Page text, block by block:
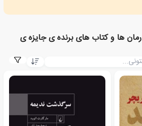
رمان ها و کتاب های برنده ی جایزه ی